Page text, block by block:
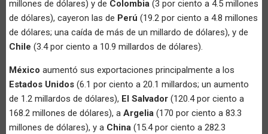
millones de dólares) y de Colombia (3 por ciento a 4.5 millones
de dólares), cayeron las de Perú (19.2 por ciento a 4.8 millones
de dólares; una caída de más de un millardo de dólares), y de
Chile (3.4 por ciento a 10.9 millardos de dólares).
México aumentó sus exportaciones principalmente a los
Estados Unidos (6.1 por ciento a 20.1 millardos; un aumento
de 1.2 millardos de dólares), El Salvador (120.4 por ciento a
168.2 millones de dólares), a Argelia (170 por ciento a 83.3
millones de dólares), y a China (15.4 por ciento a 282.3